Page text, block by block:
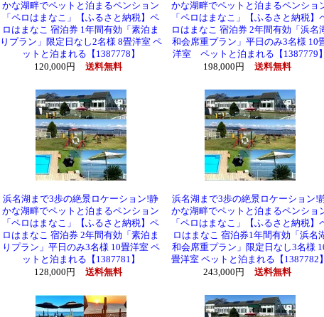
かな湖畔でペットと泊まるペンション
「ペロはまなこ」【ふるさと納税】ペ
ロはまなこ 宿泊券 1年間有効「素泊ま
りプラン」限定日なし2名様 8畳洋室 ペ
ットと泊まれる【1387778】
120,000円
送料無料
かな湖畔でペットと泊まるペンショ
「ペロはまなこ」【ふるさと納税】
ロはまなこ 宿泊券 2年間有効「浜名
和会席重プラン」平日のみ3名様 10
洋室 ペットと泊まれる【1387779】
198,000円
送料無料
浜名湖まで3歩の絶景ロケーション!静
かな湖畔でペットと泊まるペンション
「ペロはまなこ」【ふるさと納税】ペ
ロはまなこ 宿泊券 2年間有効「素泊ま
りプラン」平日のみ3名様 10畳洋室 ペ
ットと泊まれる【1387781】
128,000円
送料無料
浜名湖まで3歩の絶景ロケーション!
かな湖畔でペットと泊まるペンショ
「ペロはまなこ」【ふるさと納税】
ロはまなこ 宿泊券1年間有効「浜名
和会席重プラン」限定日なし3名様
畳洋室 ペットと泊まれる【1387782】
243,000円
送料無料